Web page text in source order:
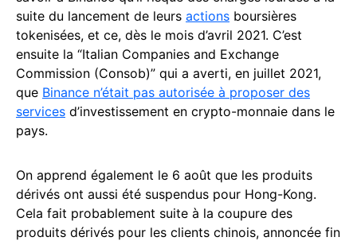
suite du lancement de leurs actions boursières
tokenisées, et ce, dès le mois d’avril 2021. C’est
ensuite la “Italian Companies and Exchange
Commission (Consob)” qui a averti, en juillet 2021,
que Binance n’était pas autorisée à proposer des
services d’investissement en crypto-monnaie dans le
pays.
On apprend également le 6 août que les produits
dérivés ont aussi été suspendus pour Hong-Kong.
Cela fait probablement suite à la coupure des
produits dérivés pour les clients chinois, annoncée fin